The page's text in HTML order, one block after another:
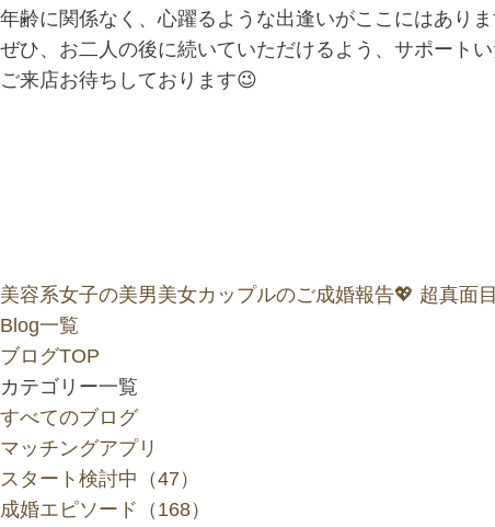
年齢に関係なく、心躍るような出逢いがここにはあり
ぜひ、お二人の後に続いていただけるよう、サポート
ご来店お待ちしております😉
美容系女子の美男美女カップルのご成婚報告💖 超真面
Blog一覧
ブログTOP
カテゴリー一覧
すべてのブログ
マッチングアプリ
スタート検討中（47）
成婚エピソード（168）